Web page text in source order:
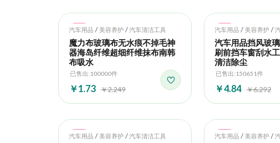
Hot
汽车用品 / 美容养护 / 汽车清洁工具
魔力布玻璃布无水痕不掉毛神
器海岛纤维超细纤维抹布南韩
布吸水
已售出:100000件
￥1.73 ￥2.249
Hot
汽车用品 / 美容养护 /
汽车用品挡风玻
刷前挡车窗刮水
清洁除尘
已售出:150651件
￥4.84 ￥6.292
Hot
汽车用品 / 美容养护 / 汽车清洁工具 Hot
汽车用品 / 美容养护 /